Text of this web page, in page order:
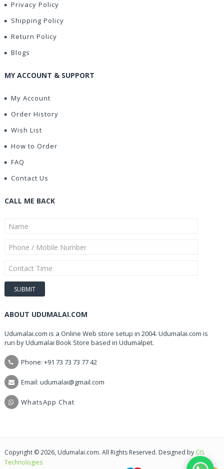
Privacy Policy
Shipping Policy
Return Policy
Blogs
MY ACCOUNT & SUPPORT
My Account
Order History
Wish List
How to Order
FAQ
Contact Us
CALL ME BACK
ABOUT UDUMALAI.COM
Udumalai.com is a Online Web store setup in 2004. Udumalai.com is
run by Udumalai Book Store based in Udumalpet.
Phone: +91 73 73 73 77 42
Email: udumalai@gmail.com
WhatsApp Chat
Copyright © 2026, Udumalai.com. All Rights Reserved. Designed by CIS
Technologies